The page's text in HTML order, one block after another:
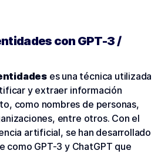
con GPT-3 /
es una técnica utilizada
y extraer información
como nombres de personas,
entre otros. Con el
artificial, se han desarrollado
como GPT-3 y ChatGPT que